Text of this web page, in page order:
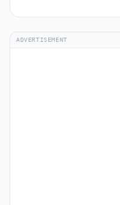
ADVERTISEMENT